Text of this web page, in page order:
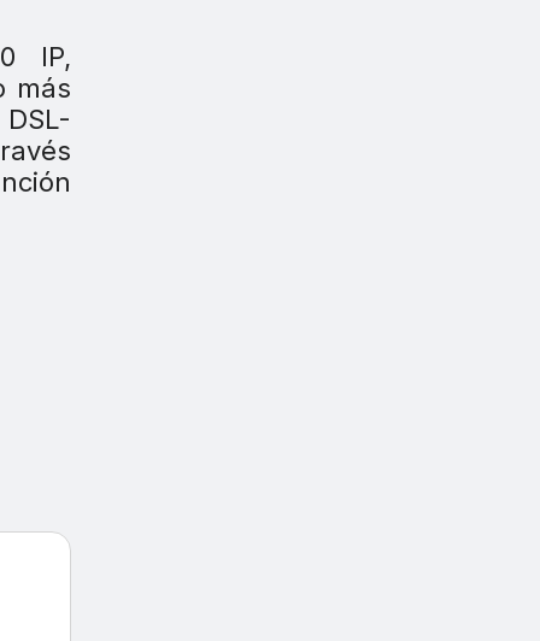
IP,
más